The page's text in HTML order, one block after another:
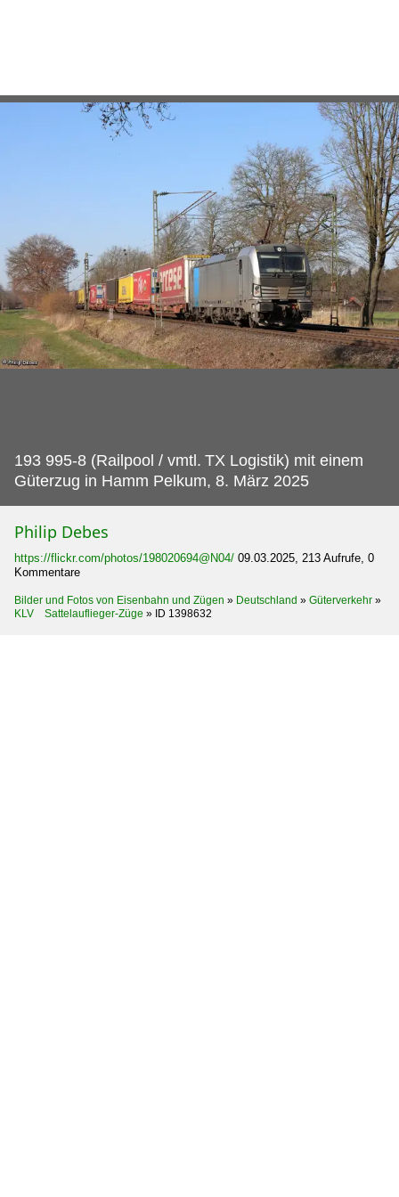
193 995-8 (Railpool / vmtl. TX Logistik) mit einem
Güterzug in Hamm Pelkum, 8. März 2025
Philip Debes
https://flickr.com/photos/198020694@N04/ 09.03.2025, 213 Aufrufe, 0
Kommentare
Bilder und Fotos von Eisenbahn und Zügen » Deutschland » Güterverkehr »
KLV Sattelauflieger-Züge » ID 1398632